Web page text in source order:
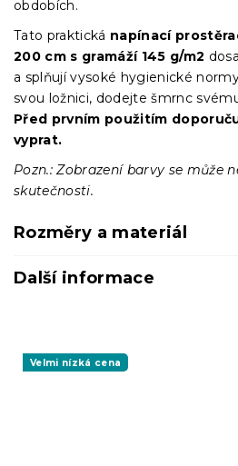
obdobích.
Tato praktická napínací
200 cm s gramáží 145 g/m2
a splňují vysoké hygienické
svou ložnici, dodejte šmrnc
Před prvním použitím
vyprat.
Pozn.: Zobrazení barvy se může
skutečnosti.
Rozměry a materiál
Další informace
Velmi nízká cena